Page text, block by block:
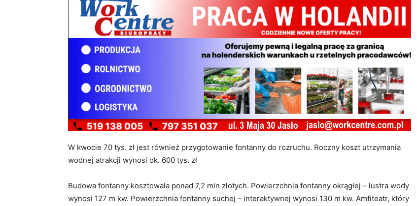
W kwocie 70 tys. zł jest również przygotowanie fontanny do rozruchu. Roczny koszt utrzymania
wodnej atrakcji wynosi ok. 600 tys. zł
Budowa fontanny kosztowała ponad 7,2 mln złotych. Powierzchnia fontanny okrągłej – lustra wody
wynosi 127 m kw. Powierzchnia fontanny suchej – interaktywnej wynosi 130 m kw. Amfiteatr, który